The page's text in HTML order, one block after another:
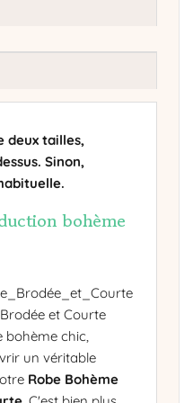
deux tailles,
Sinon,
bohème
et Courte
bohème chic,
un véritable
Robe Bohème